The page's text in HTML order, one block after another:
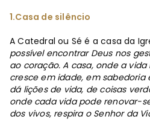
1.Casa de silêncio
A Catedral ou Sé é a casa da
possível encontrar Deus nos
ao coração. A casa, onde a
cresce em idade, em sabedoria
dá lições de vida, de coisas
onde cada vida pode renovar-
dos vivos, respira o Senhor da